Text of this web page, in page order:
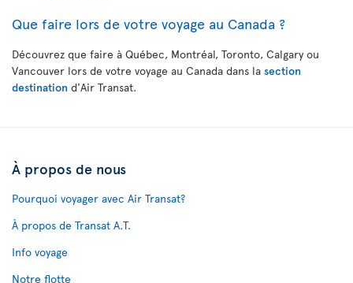
Que faire lors de votre voyage au Canada ?
Découvrez que faire à Québec, Montréal, Toronto, Calgary ou
Vancouver lors de votre voyage au Canada dans la section
destination d'Air Transat.
À propos de nous
Pourquoi voyager avec Air Transat?
À propos de Transat A.T.
Info voyage
Notre flotte